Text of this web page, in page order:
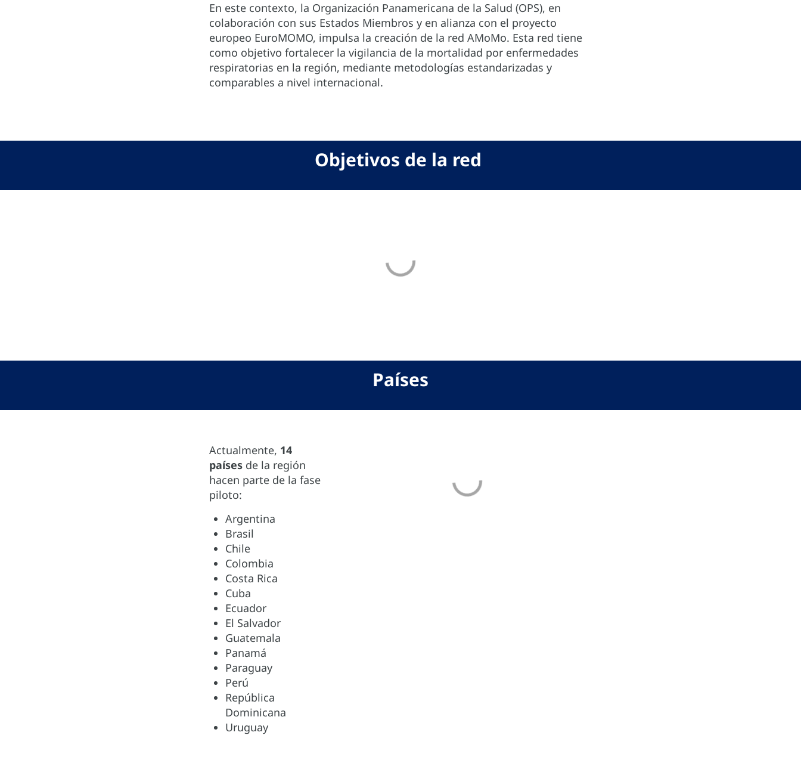
En este contexto, la Organización Panamericana de la Salud (OPS), en
colaboración con sus Estados Miembros y en alianza con el proyecto
europeo EuroMOMO, impulsa la creación de la red AMoMo. Esta red tiene
como objetivo fortalecer la vigilancia de la mortalidad por enfermedades
respiratorias en la región, mediante metodologías estandarizadas y
comparables a nivel internacional.
Objetivos de la red
Países
Actualmente, 14
países de la región
hacen parte de la fase
piloto:
Argentina
Brasil
Chile
Colombia
Costa Rica
Cuba
Ecuador
El Salvador
Guatemala
Panamá
Paraguay
Perú
República
Dominicana
Uruguay